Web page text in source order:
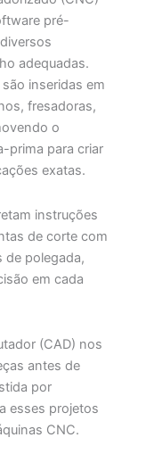
pré-
adequadas.
inseridas em
fresadoras,
o
prima para criar
exatas.
instruções
de corte com
de polegada,
em cada
(CAD) nos
antes de
por
esses projetos
CNC.